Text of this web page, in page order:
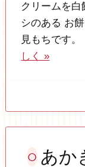
クリームを白
シのある お
見もちです
しく »
あか